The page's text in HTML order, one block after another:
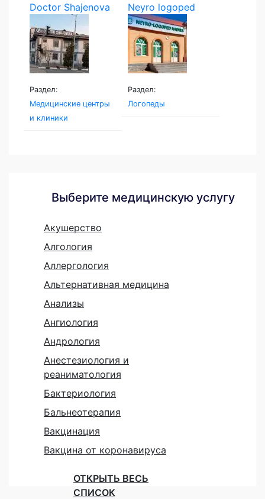
Doctor Shajenova
Раздел:
Медицинские центры
и клиники
Neyro logoped
Раздел:
Логопеды
Выберите медицинскую услугу
Акушерство
Алгология
Аллергология
Альтернативная медицина
Анализы
Ангиология
Андрология
Анестезиология и
реаниматология
Бактериология
Бальнеотерапия
Вакцинация
Вакцина от коронавируса
ОТКРЫТЬ ВЕСЬ
СПИСОК